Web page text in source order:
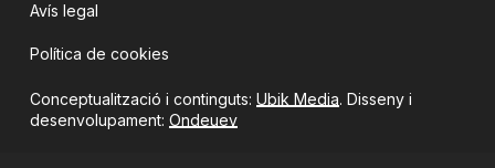
Avís legal
Política de cookies
Conceptualització i continguts: Ubik Media. Disseny i
desenvolupament: Ondeuev